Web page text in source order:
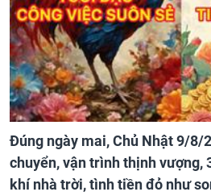
Đúng ngày mai, Chủ Nhật 9/8/
chuyển, vận trình thịnh vượng,
khí nhà trời, tình tiền đỏ như